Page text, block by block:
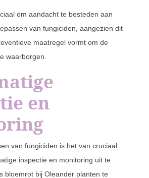
om aandacht te besteden aan
van fungiciden, aangezien dit
maatregel vormt om de
waarborgen.
en
van fungiciden is het van cruciaal
inspectie en monitoring uit te
bloemrot bij Oleander planten te